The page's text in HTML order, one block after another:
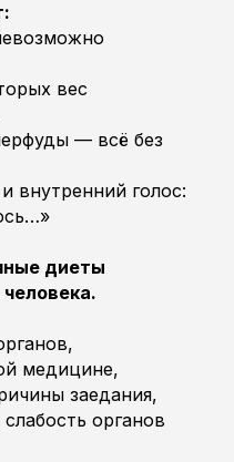
вес
— всё без
внутренний голос:
диеты
медицине,
заедания,
органов